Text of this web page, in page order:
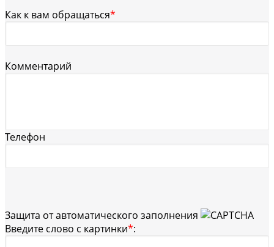
Как к вам обращаться*
Комментарий
Телефон
Защита от автоматического заполнения
Введите слово с картинки*: